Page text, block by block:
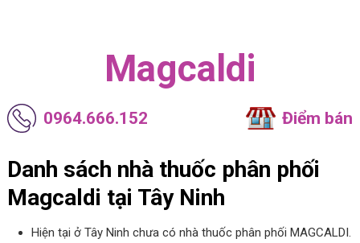
Magcaldi
0964.666.152 Điểm bán
Danh sách nhà thuốc phân phối
Magcaldi tại Tây Ninh
Hiện tại ở Tây Ninh chưa có nhà thuốc phân phối MAGCALDI.